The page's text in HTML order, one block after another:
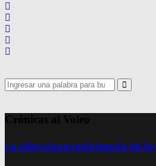
Search
for:
Search
Crónicas al Voleo
La silenciosa resistencia de